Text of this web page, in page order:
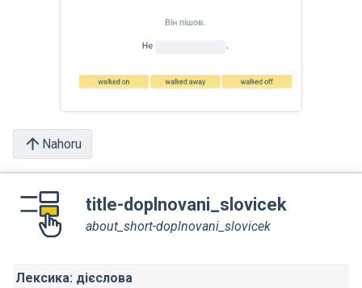
Nahoru
title-doplnovani_slovicek
about_short-doplnovani_slovicek
Лексика: дієслова